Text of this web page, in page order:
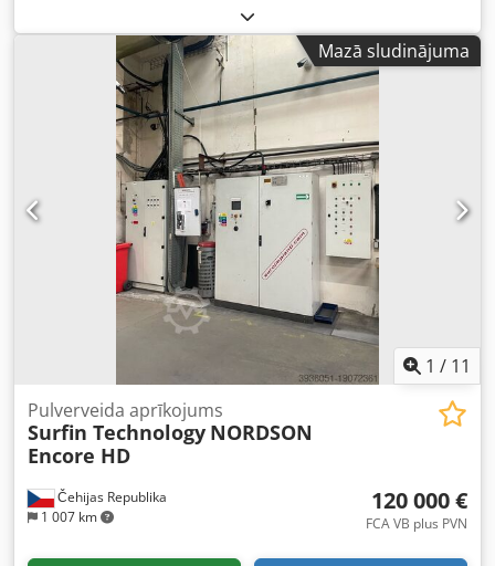
, kopējais garums:8 880 mm
4 000 mm, tilpuma plūsma:38 000 m³/h, ievades strāvas
trīsfāzu, apstrādājamā sagataves svars (maks.):80
, saspiesta gaisa pieslēgums: 8 stieple, iesūkšanas
38 000 m³/h, celtspēja:80 kg, apkures jauda:
kW (462,27 zs), Aprīkojums:apgaismojums, kabīne
Pārdošanā gandrīz jauna slapjās krāsošanas līnija. Kabīnes
iekšējie izmēri: 8880x4000x3000 mm. Pakārtotais
izstrādājumu konveijers ar garumu 41 m. Rotējošo
pakaramo soli: 400 mm. Nestspēja: 80 kg/m. Maksimālais
ražošanas ātrums: 4 m/min. Kabīnei ir lielas durvis:
2000x2500 mm (iespējama lielu detaļu krāsošana).
Ventilācijas nosūces iekārta ar jaudu 38 000 m³/min.
Krāsas sagatavošanas telpa ar membrānas sūkni 01D140.
Elektrostatiskā uzklāšanas pistole. Gāzes apkure: 340 kW.
Mazā sludinājuma
1 / 11
Čehijas Republika
1 007 km
Pulverveida aprīkojums
Surfin Technology NORDSON
Encore HD
120 000 €
FCA VB plus PVN